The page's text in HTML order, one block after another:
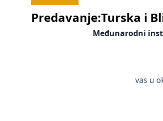
Predavanje:Turska i
Međunarodni
vas u